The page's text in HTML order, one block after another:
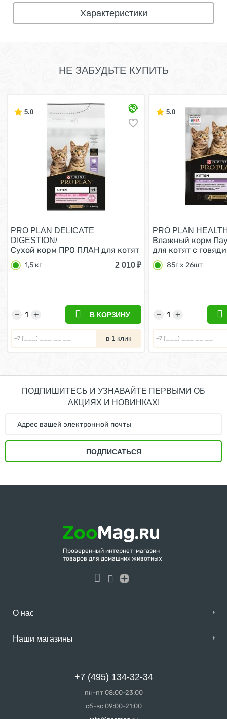
Характеристики
НЕ ЗАБУДЬТЕ КУПИТЬ
5.0
PRO PLAN DELICATE
DIGESTION/
Сухой корм ПРО ПЛАН для котят
при чувствительном
пищеварении с индейкой 1,5 кг
1,5 кг 2 010₽
+
− В КОРЗИНУ
в 1 клик
5.0
PRO PLAN
Влажный корм
для котят с
(цена за
85г х 26шт
+
−
ПОДПИШИТЕСЬ И УЗНАВАЙТЕ ПЕРВЫМИ ОБ
АКЦИЯХ И НОВИНКАХ!
ПОДПИСАТЬСЯ
Проверенный интернет-магазин
товаров для домашних животных
О нас
Наши магазины
+7 (495) 134-32-34
пн-пт 08:00-23:00
сб-вс 09:00-21:00